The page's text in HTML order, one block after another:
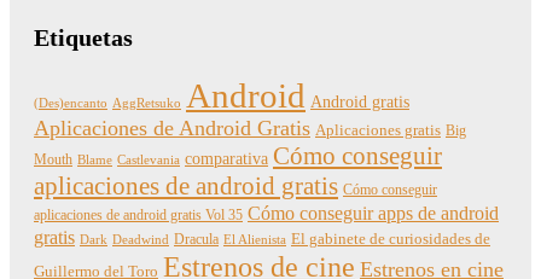
Etiquetas
(Des)encanto AggRetsuko Android Android gratis
Aplicaciones de Android Gratis Aplicaciones gratis Big
Mouth Blame Castlevania comparativa Cómo conseguir
aplicaciones de android gratis Cómo conseguir
aplicaciones de android gratis Vol 35 Cómo conseguir apps de android
gratis Dark Deadwind Dracula El Alienista El gabinete de curiosidades de
Guillermo del Toro Estrenos de cine Estrenos en cine